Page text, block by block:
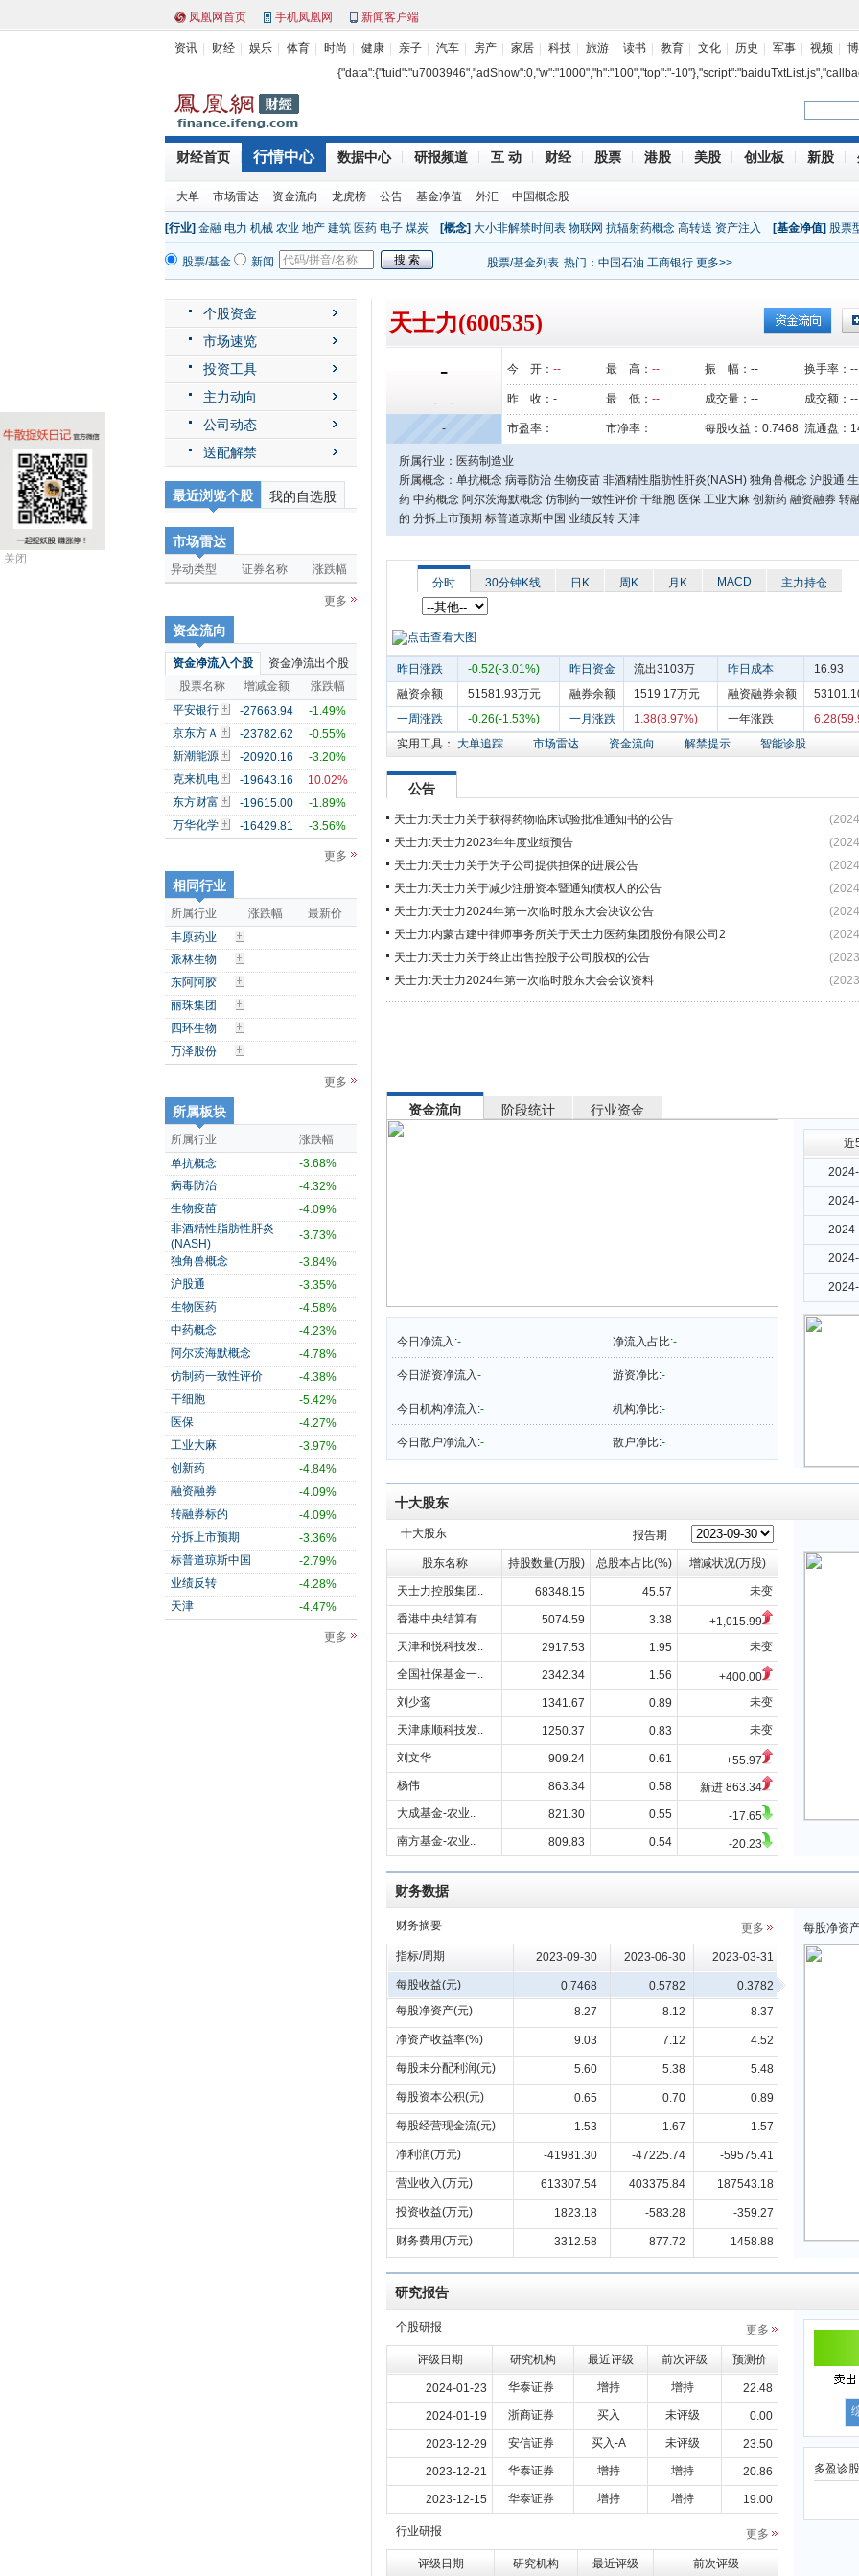
关闭
凤凰网首页 手机凤凰网 新闻客户端
资讯 财经 娱乐 体育 时尚 健康 亲子 汽车 房产 家居 科技 旅游 读书 教育 文化 历史 军事 视频
{"data":{"tuid":"u7003946","adShow":0,"w":"1000","h":"100","top":"-
财经首页 行情中心 数据中心 研报频道 互 动 财经 股票 港股 美股 创业板 新股
大单 市场雷达 资金流向 龙虎榜 公告 基金净值 外汇 中国概念股
[行业] 金融 电力 机械 农业 地产 建筑 医药 电子 煤炭 [概念] 大小非解禁时间表 物联网 抗辐射药概念 高转送 资产注入 [基金净值] 股票
股票/基金 新闻 股票/基金列表 热门： 中国石油 工商银行 更多>>
个股资金
市场速览
投资工具
主力动向
公司动态
送配解禁
最近浏览个股 我的自选股
市场雷达
异动类型 证券名称 涨跌幅
更多
资金流向
资金净流入个股
资金净流出个股
股票名称
增减金额
涨跌幅
平安银行
-27663.94
-1.49%
京东方Ａ
-23782.62
-0.55%
新潮能源
-20920.16
-3.20%
克来机电
-19643.16
10.02%
东方财富
-19615.00
-1.89%
万华化学
-16429.81 -3.56%
更多
相同行业
所属行业 涨跌幅
最新价
丰原药业
派林生物
东阿阿胶
丽珠集团
四环生物
万泽股份
更多
所属板块
所属行业
涨跌幅
单抗概念
-3.68%
病毒防治
-4.32%
生物疫苗
-4.09%
非酒精性脂肪性肝炎
(NASH)
-3.73%
独角兽概念
-3.84%
沪股通
-3.35%
生物医药
-4.58%
中药概念
-4.23%
阿尔茨海默概念
-4.78%
仿制药一致性评价
-4.38%
干细胞
-5.42%
医保
-4.27%
工业大麻
-3.97%
创新药
-4.84%
融资融券
-4.09%
转融券标的
-4.09%
分拆上市预期
-3.36%
标普道琼斯中国
-2.79%
业绩反转
-4.28%
天津
-4.47%
更多
天士力(600535)
-
- -
-
今 开： -- 最 高： -- 振 幅： -- 换手率： --
昨 收： - 最 低： -- 成交量： -- 成交额： --
市盈率： 市净率： 每股收益： 0.7468 流通盘：
所属行业：医药制造业
所属概念：单抗概念 病毒防治 生物疫苗 非酒精性脂肪性肝炎(NASH) 独角兽概念 沪股通
药 中药概念 阿尔茨海默概念 仿制药一致性评价 干细胞 医保 工业大麻 创新药 融资融券 转
的 分拆上市预期 标普道琼斯中国 业绩反转 天津
分时 30分钟K线 日K 周K 月K MACD 主力持仓
昨日涨跌 -0.52(-3.01%) 昨日资金 流出3103万 昨日成本
16.93
融资余额
51581.93万元 融券余额 1519.17万元 融资融券余额
一周涨跌
-0.26(-1.53%) 一月涨跌 1.38(8.97%) 一年涨跌
实用工具： 大单追踪 市场雷达 资金流向 解禁提示 智能诊股
公告
天士力:天士力关于获得药物临床试验批准通知书的公告
天士力:天士力2023年年度业绩预告
天士力:天士力关于为子公司提供担保的进展公告
天士力:天士力关于减少注册资本暨通知债权人的公告
天士力:天士力2024年第一次临时股东大会决议公告
天士力:内蒙古建中律师事务所关于天士力医药集团股份有限公司2
天士力:天士力关于终止出售控股子公司股权的公告
天士力:天士力2024年第一次临时股东大会会议资料
资金流向 阶段统计 行业资金
今日净流入:- 净流入占比:-
今日游资净流入- 游资净比:-
今日机构净流入:- 机构净比:-
今日散户净流入:- 散户净比:-
近
十大股东
十大股东 报告期
股东名称 持股数量(万股) 总股本占比(%) 增减状况(万股)
天士力控股集团.. 68348.15 45.57 未变
香港中央结算有.. 5074.59 3.38
+1,015.99
天津和悦科技发..
2917.53 1.95 未变
全国社保基金一.. 2342.34 1.56
+400.00
刘少鸾
1341.67 0.89 未变
天津康顺科技发.. 1250.37 0.83 未变
刘文华 909.24 0.61
+55.97
杨伟
863.34 0.58
新进 863.34
大成基金-农业..
821.30 0.55
-17.65
南方基金-农业..
809.83 0.54 -20.23
财务数据
更多
财务摘要
指标/周期 2023-09-30 2023-06-30 2023-03-31
每股收益(元) 0.7468 0.5782
0.3782
每股净资产(元)
8.27 8.12 8.37
净资产收益率(%) 9.03 7.12 4.52
每股未分配利润(元) 5.60 5.38 5.48
每股资本公积(元) 0.65 0.70 0.89
每股经营现金流(元) 1.53 1.67 1.57
净利润(万元) -41981.30 -47225.74 -59575.41
营业收入(万元) 613307.54 403375.84 187543.18
投资收益(万元) 1823.18 -583.28 -359.27
财务费用(万元) 3312.58 877.72 1458.88
每股净资
研究报告
更多
个股研报
评级日期 研究机构 最近评级 前次评级 预测价
2024-01-23 华泰证券 增持 增持 22.48
2024-01-19 浙商证券 买入 未评级 0.00
2023-12-29 安信证券 买入-A 未评级 23.50
2023-12-21 华泰证券 增持 增持 20.86
2023-12-15 华泰证券 增持 增持 19.00
更多
行业研报
评级日期 研究机构 最近评级 前次评级
多盈诊